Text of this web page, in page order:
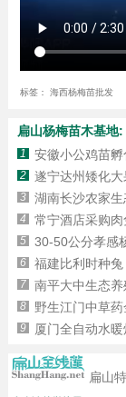
标签： 海西杨梅苗批发
扁山杨梅苗木基地:
1 安徽小公鸡苗
2 遂宁达州矮化
3 湖南长沙农家
4 常宁酒店采购
5 30-50公分孝感
6 福建比利时种
7 南平大中生态
8 野生江门中草
9 厦门全自动水
扁山